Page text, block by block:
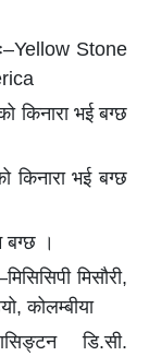
Stone
किनारा भई बग्छ
किनारा भई बग्छ
बग्छ ।
मिसौरी,
कोलम्बीया
डि.सी.